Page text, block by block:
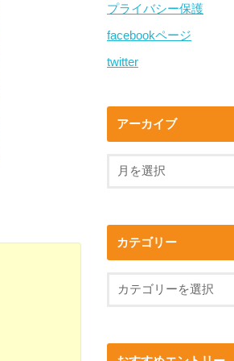
プライバシー保護
facebookページ
twitter
アーカイブ
カテゴリー